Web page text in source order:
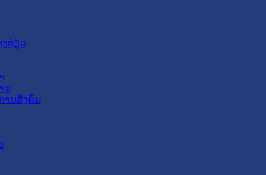
ງທ່ຽວ
ນ
ານສັງຄົມ